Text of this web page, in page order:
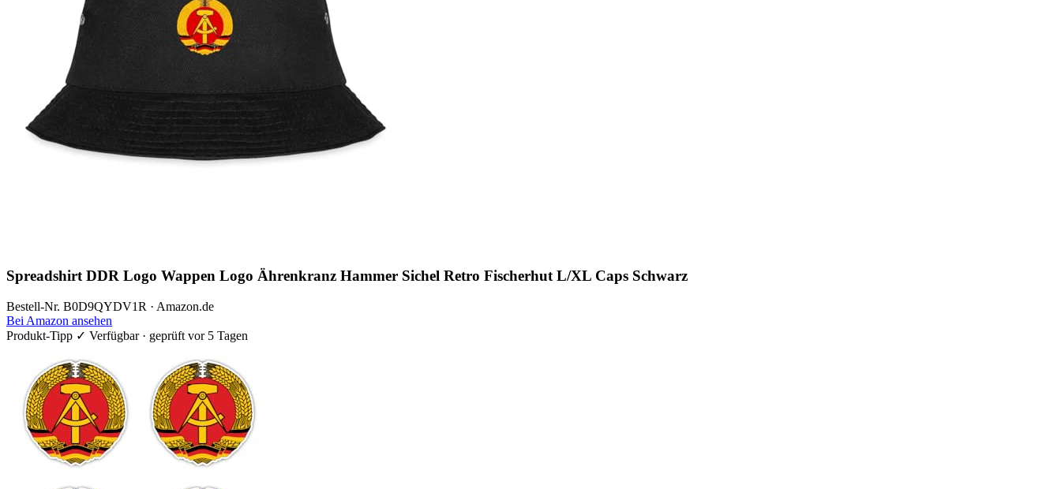
Spreadshirt DDR Logo Wappen Logo Ährenkranz Hammer Sichel Retro Fischerhut L/XL Caps Schwarz
Bestell-Nr. B0D9QYDV1R · Amazon.de
Bei Amazon ansehen
Produkt-Tipp ✓ Verfügbar · geprüft vor 5 Tagen